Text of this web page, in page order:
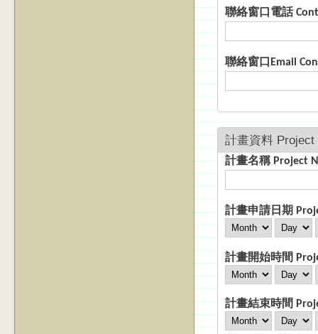
聯絡
聯絡窗口Email
計畫資料 Project
計畫名稱 Project
計畫申請日期
Month
Day
計畫
Month
Day
計畫結束時間
Month
Day